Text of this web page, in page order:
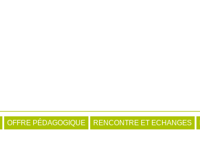
OFFRE PÉDAGOGIQUE RENCONTRE ET ECHANGES